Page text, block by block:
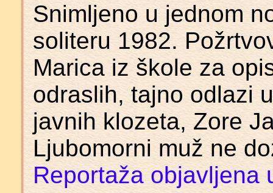
Snimljeno u jednom
soliteru 1982.
Marica iz škole za
odraslih, tajno odlazi
javnih klozeta, Zore
Ljubomorni muž ne
Reportaža objavljena